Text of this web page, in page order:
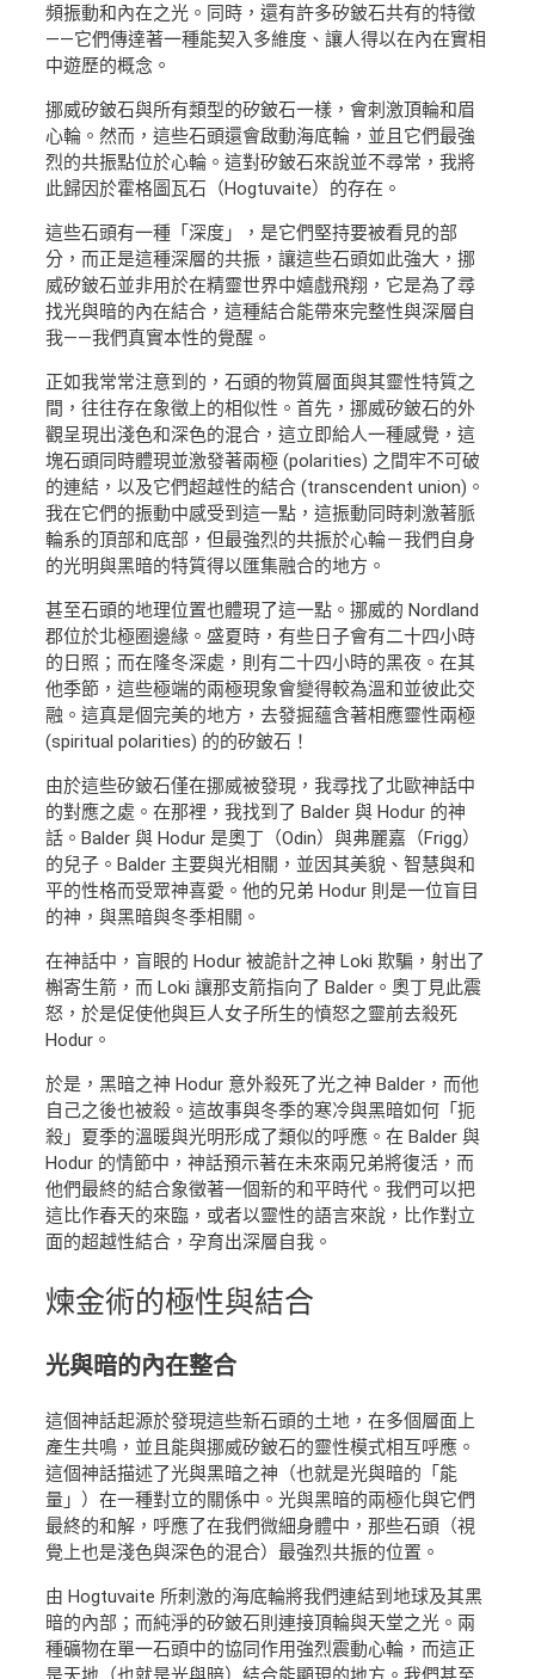
頻振動和內在之光。同時，還有許多矽鈹石共有的特徵
——它們傳達著一種能契入多維度、讓人得以在內在實相
中遊歷的概念。
挪威矽鈹石與所有類型的矽鈹石一樣，會刺激頂輪和眉
心輪。然而，這些石頭還會啟動海底輪，並且它們最強
烈的共振點位於心輪。這對矽鈹石來說並不尋常，我將
此歸因於霍格圖瓦石（Hogtuvaite）的存在。
這些石頭有一種「深度」，是它們堅持要被看見的部
分，而正是這種深層的共振，讓這些石頭如此強大，挪
威矽鈹石並非用於在精靈世界中嬉戲飛翔，它是為了尋
找光與暗的內在結合，這種結合能帶來完整性與深層自
我——我們真實本性的覺醒。
正如我常常注意到的，石頭的物質層面與其靈性特質之
間，往往存在象徵上的相似性。首先，挪威矽鈹石的外
觀呈現出淺色和深色的混合，這立即給人一種感覺，這
塊石頭同時體現並激發著兩極 (polarities) 之間牢不可破
的連結，以及它們超越性的結合 (transcendent union)。
我在它們的振動中感受到這一點，這振動同時刺激著脈
輪系的頂部和底部，但最強烈的共振於心輪－我們自身
的光明與黑暗的特質得以匯集融合的地方。
甚至石頭的地理位置也體現了這一點。挪威的 Nordland
郡位於北極圈邊緣。盛夏時，有些日子會有二十四小時
的日照；而在隆冬深處，則有二十四小時的黑夜。在其
他季節，這些極端的兩極現象會變得較為溫和並彼此交
融。這真是個完美的地方，去發掘蘊含著相應靈性兩極
(spiritual polarities) 的的矽鈹石！
由於這些矽鈹石僅在挪威被發現，我尋找了北歐神話中
的對應之處。在那裡，我找到了 Balder 與 Hodur 的神
話。Balder 與 Hodur 是奧丁（Odin）與弗麗嘉（Frigg）
的兒子。Balder 主要與光相關，並因其美貌、智慧與和
平的性格而受眾神喜愛。他的兄弟 Hodur 則是一位盲目
的神，與黑暗與冬季相關。
在神話中，盲眼的 Hodur 被詭計之神 Loki 欺騙，射出了
槲寄生箭，而 Loki 讓那支箭指向了 Balder。奧丁見此震
怒，於是促使他與巨人女子所生的憤怒之靈前去殺死
Hodur。
於是，黑暗之神 Hodur 意外殺死了光之神 Balder，而他
自己之後也被殺。這故事與冬季的寒冷與黑暗如何「扼
殺」夏季的溫暖與光明形成了類似的呼應。在 Balder 與
Hodur 的情節中，神話預示著在未來兩兄弟將復活，而
他們最終的結合象徵著一個新的和平時代。我們可以把
這比作春天的來臨，或者以靈性的語言來說，比作對立
面的超越性結合，孕育出深層自我。
煉金術的極性與結合
光與暗的內在整合
這個神話起源於發現這些新石頭的土地，在多個層面上
產生共鳴，並且能與挪威矽鈹石的靈性模式相互呼應。
這個神話描述了光與黑暗之神（也就是光與暗的「能
量」）在一種對立的關係中。光與黑暗的兩極化與它們
最終的和解，呼應了在我們微細身體中，那些石頭（視
覺上也是淺色與深色的混合）最強烈共振的位置。
由 Hogtuvaite 所刺激的海底輪將我們連結到地球及其黑
暗的內部；而純淨的矽鈹石則連接頂輪與天堂之光。兩
種礦物在單一石頭中的協同作用強烈震動心輪，而這正